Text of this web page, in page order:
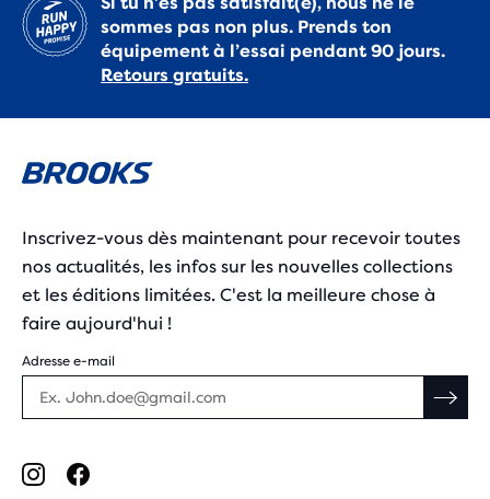
sommes pas non plus. Prends ton
équipement à l’essai pendant 90 jours.
Retours gratuits.
Inscrivez-vous dès maintenant pour recevoir toutes
nos actualités, les infos sur les nouvelles collections
et les éditions limitées. C'est la meilleure chose à
faire aujourd'hui !
Adresse e-mail